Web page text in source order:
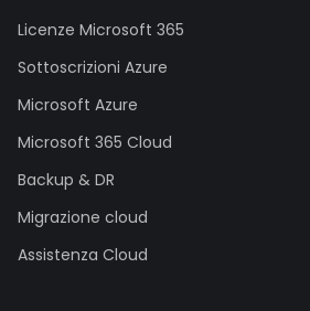
Licenze Microsoft 365
Sottoscrizioni Azure
Microsoft Azure
Microsoft 365 Cloud
Backup & DR
Migrazione cloud
Assistenza Cloud